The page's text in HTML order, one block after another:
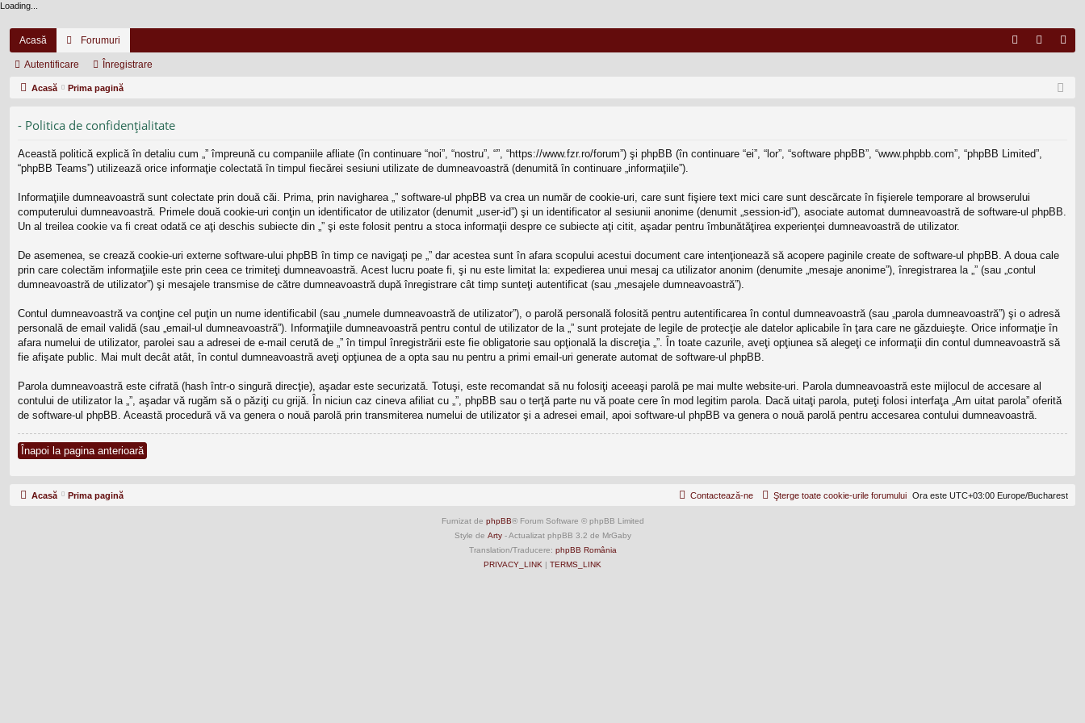
Loading...
Acasă Forumuri
re
eg
Autentificare Înregistrare
Acasă Prima pagină
- Politica de confidenţialitate
Această politică explică în detaliu cum „” împreună cu companiile afliate (în continuare “noi”, “nostru”, “”, “https://www.fzr.ro/forum”) şi phpBB (în continuare “ei”, “lor”, “software phpBB”, “www.phpbb.com”, “phpBB Limited”,
“phpBB Teams”) utilizează orice informaţie colectată în timpul fiecărei sesiuni utilizate de dumneavoastră (denumită în continuare „informaţiile”).
Informaţiile dumneavoastră sunt colectate prin două căi. Prima, prin navigharea „” software-ul phpBB va crea un număr de cookie-uri, care sunt fişiere text mici care sunt descărcate în fişierele temporare al browserului
computerului dumneavoastră. Primele două cookie-uri conţin un identificator de utilizator (denumit „user-id”) şi un identificator al sesiunii anonime (denumit „session-id”), asociate automat dumneavoastră de software-ul phpBB.
Un al treilea cookie va fi creat odată ce aţi deschis subiecte din „” şi este folosit pentru a stoca informaţii despre ce subiecte aţi citit, aşadar pentru îmbunătăţirea experienţei dumneavoastră de utilizator.
De asemenea, se crează cookie-uri externe software-ului phpBB în timp ce navigaţi pe „” dar acestea sunt în afara scopului acestui document care intenţionează să acopere paginile create de software-ul phpBB. A doua cale
prin care colectăm informaţiile este prin ceea ce trimiteţi dumneavoastră. Acest lucru poate fi, şi nu este limitat la: expedierea unui mesaj ca utilizator anonim (denumite „mesaje anonime”), înregistrarea la „” (sau „contul
dumneavoastră de utilizator”) şi mesajele transmise de către dumneavoastră după înregistrare cât timp sunteţi autentificat (sau „mesajele dumneavoastră”).
Contul dumneavoastră va conţine cel puţin un nume identificabil (sau „numele dumneavoastră de utilizator”), o parolă personală folosită pentru autentificarea în contul dumneavoastră (sau „parola dumneavoastră”) şi o adresă
personală de email validă (sau „email-ul dumneavoastră”). Informaţiile dumneavoastră pentru contul de utilizator de la „” sunt protejate de legile de protecţie ale datelor aplicabile în ţara care ne găzduieşte. Orice informaţie în
afara numelui de utilizator, parolei sau a adresei de e-mail cerută de „” în timpul înregistrării este fie obligatorie sau opţională la discreţia „”. În toate cazurile, aveţi opţiunea să alegeţi ce informaţii din contul dumneavoastră să
fie afişate public. Mai mult decât atât, în contul dumneavoastră aveţi opţiunea de a opta sau nu pentru a primi email-uri generate automat de software-ul phpBB.
Parola dumneavoastră este cifrată (hash într-o singură direcţie), aşadar este securizată. Totuşi, este recomandat să nu folosiţi aceeaşi parolă pe mai multe website-uri. Parola dumneavoastră este mijlocul de accesare al
contului de utilizator la „”, aşadar vă rugăm să o păziţi cu grijă. În niciun caz cineva afiliat cu „”, phpBB sau o terţă parte nu vă poate cere în mod legitim parola. Dacă uitaţi parola, puteţi folosi interfaţa „Am uitat parola” oferită
de software-ul phpBB. Această procedură vă va genera o nouă parolă prin transmiterea numelui de utilizator şi a adresei email, apoi software-ul phpBB va genera o nouă parolă pentru accesarea contului dumneavoastră.
Înapoi la pagina anterioară
Acasă Prima pagină Ora este UTC+03:00 Europe/Bucharest
Şterge toate cookie-urile forumului
Contactează-ne
Furnizat de phpBB® Forum Software © phpBB Limited
Style de Arty- Actualizat phpBB 3.2 de MrGaby
Translation/Traducere: phpBB România
PRIVACY_LINK | TERMS_LINK